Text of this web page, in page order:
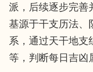
派，后续逐步完善
基源于干支历法、
系，通过天干地支
等，判断每日吉凶